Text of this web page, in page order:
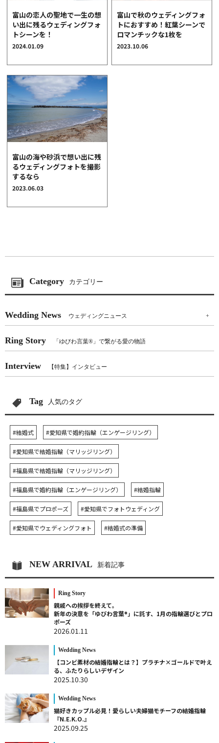
06-7777-7370
受付時間 11:00〜19:00/火曜日定休
会社概要 |
お問い合わせ|プライバシーポリシー
富山の恋人の聖地で一生の想
い出に残るウェディングフォ
トシーンを！
2024.01.09
富山で秋のウェディングフォ
トにおすすめ！紅葉シーンで
ロマンチックな1枚を
2023.10.06
富山の海や砂浜で想い出に残
るウェディングフォトを撮影
するなら
2023.06.03
Category カテゴリー
Wedding News ウェディングニュース +
Ring Story 「ゆびわ言葉®」で繋がる愛の物語
Interview 【特集】インタビュー
Tag 人気のタグ
#結婚式 #愛知県で婚約指輪（エンゲージリング）
#愛知県で結婚指輪（マリッジリング）
#福島県で結婚指輪（マリッジリング）
#福島県で婚約指輪（エンゲージリング） #結婚指輪
#福島県でプロポーズ #愛知県でフォトウェディング
#愛知県でウェディングフォト #結婚式の準備
NEW ARRIVAL 新着記事
Ring Story
親戚への挨拶を終えて。
新年の決意を「ゆびわ言葉®」に託す、1月の指輪選びとプロ
ポーズ
2026.01.11
Wedding News
【コンビ素材の結婚指輪とは？】プラチナ×ゴールドで叶え
る、ふたりらしいデザイン
2025.10.30
Wedding News
猫好きカップル必見！愛らしい夫婦猫モチーフの結婚指輪
『N.E.K.O.』
2025.09.25